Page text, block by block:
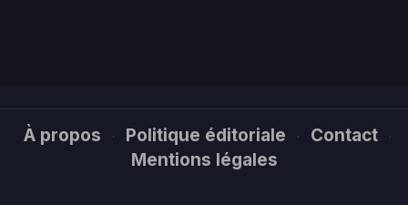
À propos · Politique éditoriale · Contact ·
Mentions légales